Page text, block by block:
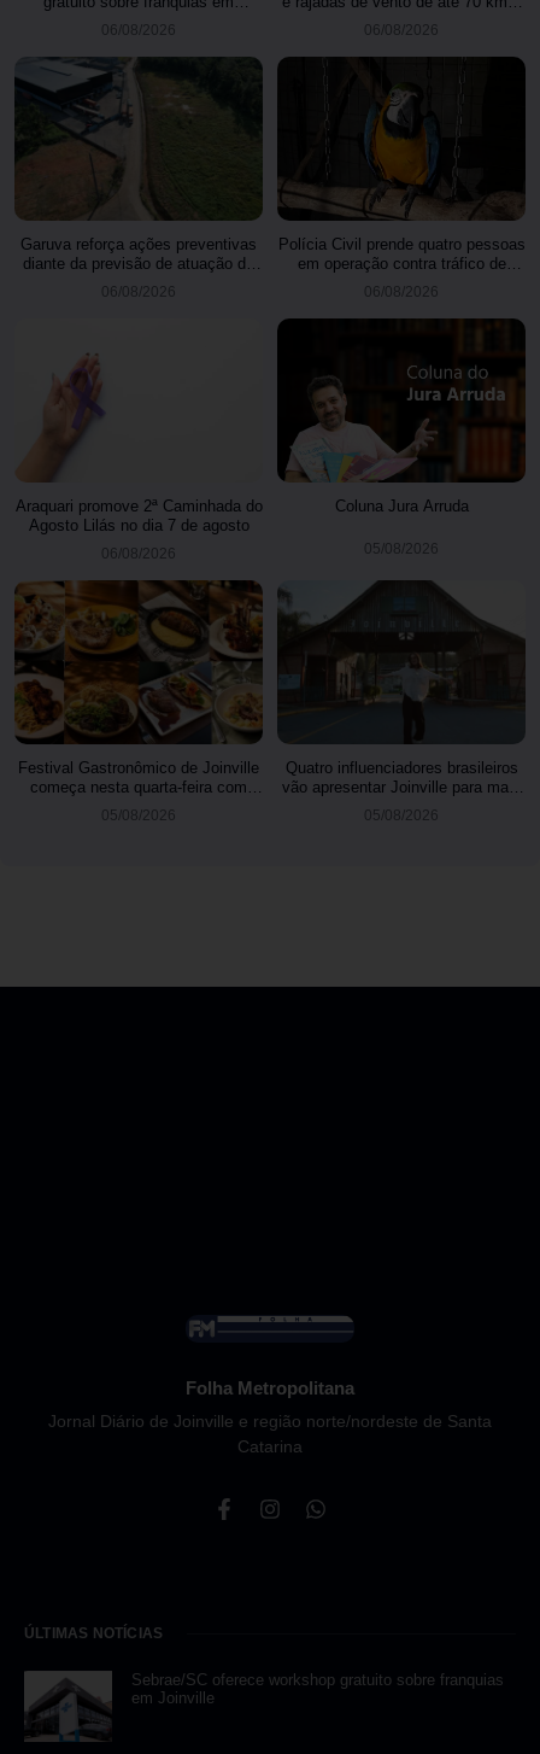
Joinville
06/08/2026
em Joinville
06/08/2026
Garuva reforça ações preventivas
diante da previsão de atuação do
El Niño
06/08/2026
Polícia Civil prende quatro pessoas
em operação contra tráfico de
animais silvestres
06/08/2026
Araquari promove 2ª Caminhada do
Agosto Lilás no dia 7 de agosto
06/08/2026
Coluna Jura Arruda
05/08/2026
Festival Gastronômico de Joinville
começa nesta quarta-feira com
menus exclusivos em 17
restaurantes
05/08/2026
Quatro influenciadores brasileiros
vão apresentar Joinville para mais
de 3 milhões de seguidores
05/08/2026
Folha Metropolitana
Jornal Diário de Joinville e região norte/nordeste de Santa
Catarina
ÚLTIMAS NOTÍCIAS
Sebrae/SC oferece workshop gratuito sobre franquias
em Joinville